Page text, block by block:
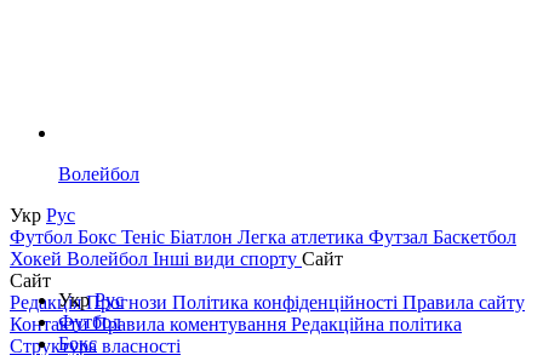
Волейбол
Укр Рус
Футбол Бокс Теніс Біатлон Легка атлетика Футзал Баскетбол
Хокей Волейбол Інші види спорту Сайт
Сайт
РедакціяПрогнози Політика конфіденційності Правила сайту
КонтактиПравила коментування Редакційна політика
Структура власності
УкрРус
Футбол
Бокс